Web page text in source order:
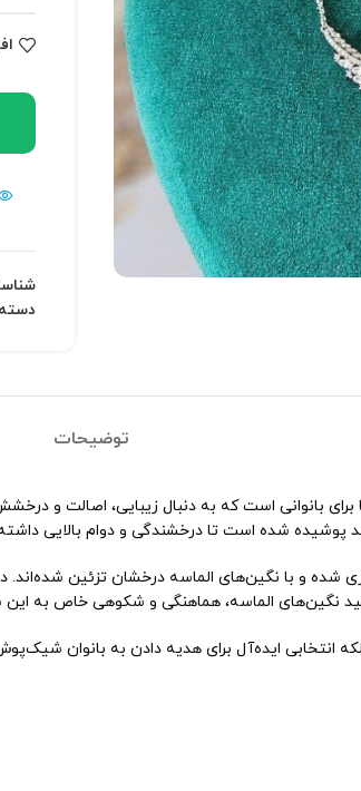
توضیحات
انتخاب‌ها برای بانوانی است که به دنبال
شده و با نگین‌های الماسه درخشان تزئین شده‌اند.
نگین‌های الماسه، هماهنگی و شکوهی خاص به
انتخابی ایده‌آل برای هدیه دادن به بانوان